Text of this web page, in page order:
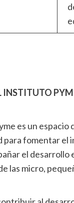
INSTITUTO
es un espacio
para fomentar el
el desarrollo
las micro,